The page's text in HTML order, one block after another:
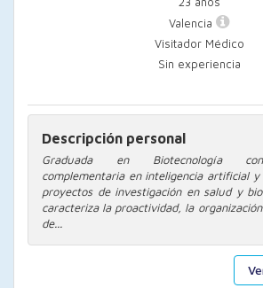
Valencia
Visitador Médico
Sin experiencia
Descripción personal
Graduada en Biotecnología
complementaria en inteligencia artificial y
proyectos de investigación en salud y
caracteriza la proactividad, la
de...